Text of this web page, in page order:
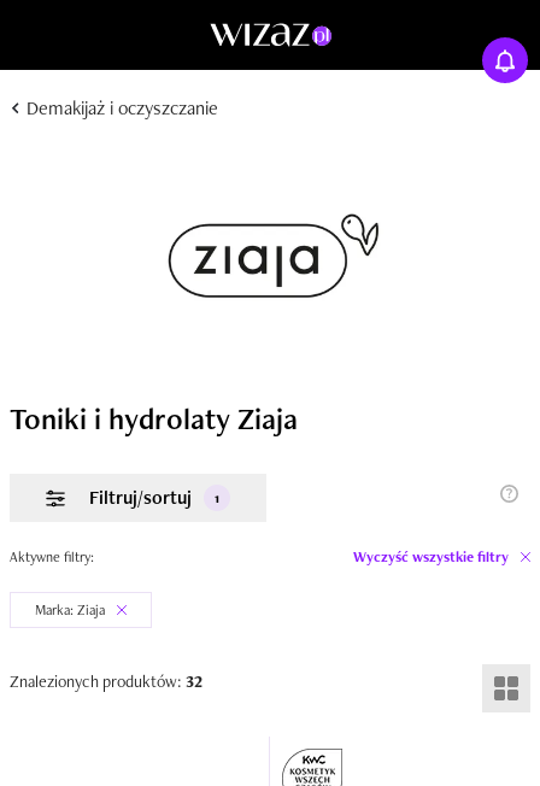
Demakijaż i oczyszczanie
Toniki i hydrolaty Ziaja
Filtruj/sortuj 1
Aktywne filtry: Wyczyść wszystkie filtry
Marka: Ziaja
Znalezionych produktów: 32